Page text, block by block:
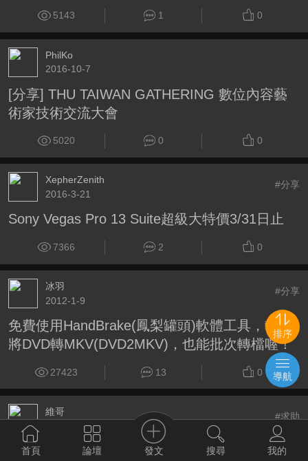
5143 1 0
PhilKo
2016-10-7
[分享] THU TAIWAN GATHERING 數位內容藝
術家技術交流大會
5020 0 0
XepherZenith
2016-3-21
#分享
Sony Vegas Pro 13 Suite超級大特價3/31日止
7366 2 0
冰羽
2012-1-9
#分享
免費使用HandBrake(鳳梨罐頭)軟體工具，輕鬆
將DVD轉MKV(DVD2MKV)，也能批次轉檔喔！
27423 13 0
維哥
2016-9-1
#求助
想請問各位大大先進如何用TMPGEnc Video
首頁 論壇 發文 搜尋 我的
排序
導航